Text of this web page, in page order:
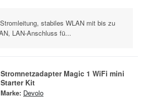
stabiles WLAN mit bis zu
LAN-Anschluss fü...
Stromnetzadapter Magic 1 WiFi mini
Starter Kit
Marke: Devolo